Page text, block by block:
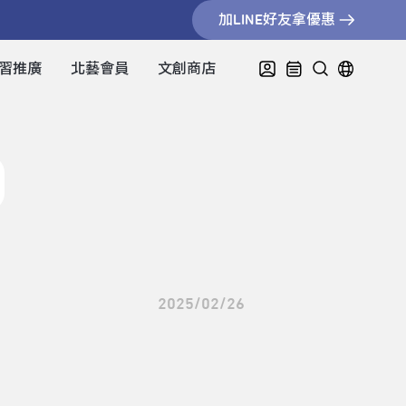
加LINE好友拿優惠
推廣 北藝會員 文創商店
2025/02/26